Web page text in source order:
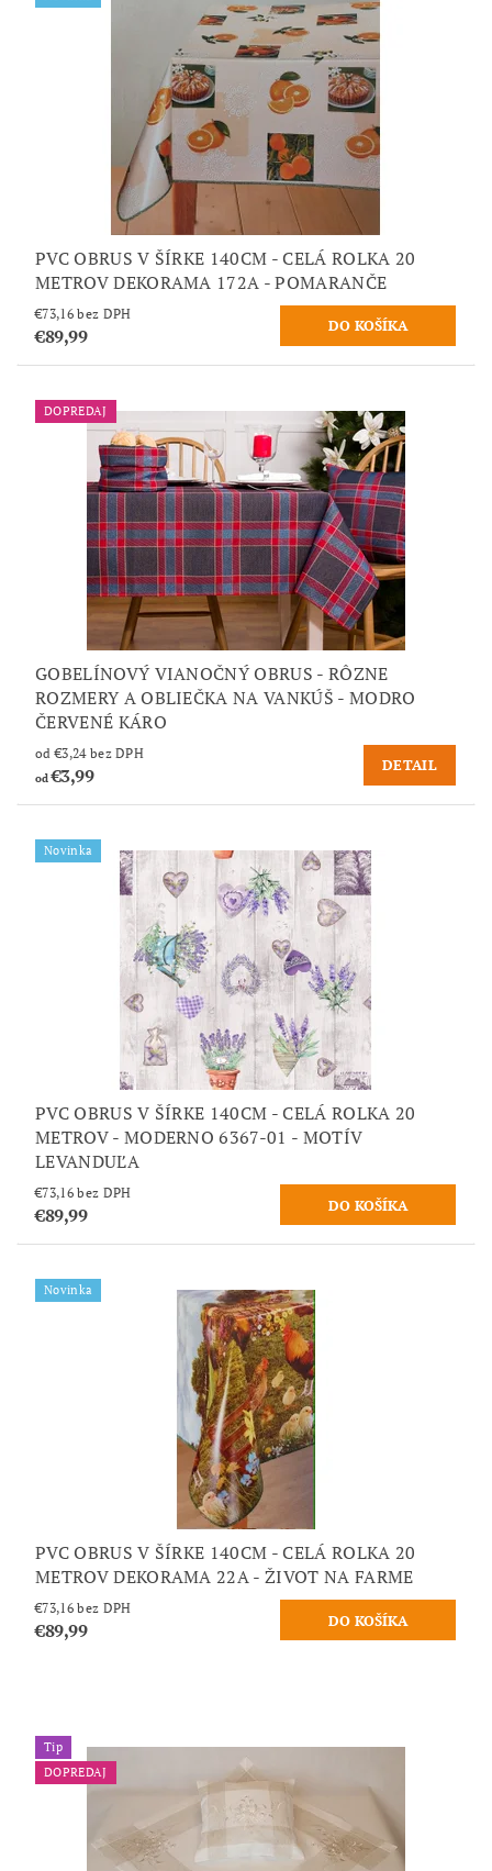
PVC OBRUS V ŠÍRKE 140CM - CELÁ ROLKA 20
METROV DEKORAMA 172A - POMARANČE
€73,16 bez DPH
€89,99
DOPREDAJ
GOBELÍNOVÝ VIANOČNÝ OBRUS - RÔZNE
ROZMERY A OBLIEČKA NA VANKÚŠ - MODRO
ČERVENÉ KÁRO
od €3,24 bez DPH
od€3,99 DETAIL
Novinka
PVC OBRUS V ŠÍRKE 140CM - CELÁ ROLKA 20
METROV - MODERNO 6367-01 - MOTÍV
LEVANDUĽA
€73,16 bez DPH
€89,99
Novinka
PVC OBRUS V ŠÍRKE 140CM - CELÁ ROLKA 20
METROV DEKORAMA 22A - ŽIVOT NA FARME
€73,16 bez DPH
€89,99
Tip
DOPREDAJ